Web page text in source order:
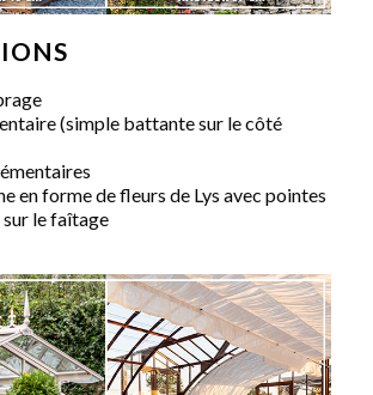
(simple battante sur le côté
en forme de fleurs de Lys avec pointes
le faîtage